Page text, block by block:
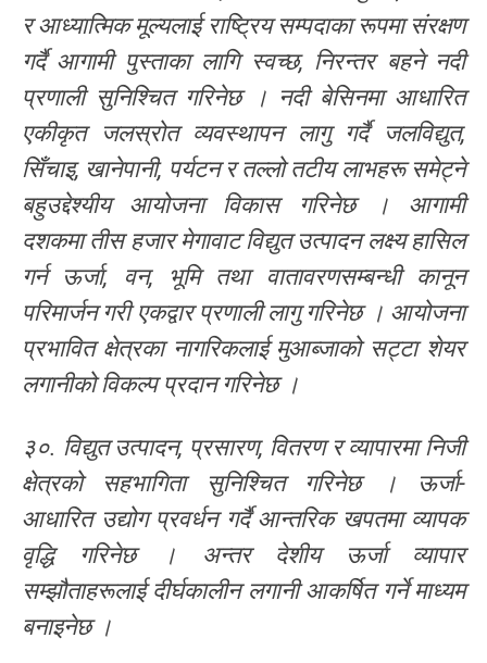
र आध्यात्मिक मूल्यलाई राष्ट्रिय सम्पदाका रूपमा संरक्षण
गर्दै आगामी पुस्ताका लागि स्वच्छ, निरन्तर बहने नदी
प्रणाली सुनिश्चित गरिनेछ । नदी बेसिनमा आधारित
एकीकृत जलस्रोत व्यवस्थापन लागु गर्दै जलविद्युत,
सिँचाइ, खानेपानी, पर्यटन र तल्लो तटीय लाभहरू समेट्ने
बहुउद्देश्यीय आयोजना विकास गरिनेछ । आगामी
दशकमा तीस हजार मेगावाट विद्युत उत्पादन लक्ष्य हासिल
गर्न ऊर्जा, वन, भूमि तथा वातावरणसम्बन्धी कानून
परिमार्जन गरी एकद्वार प्रणाली लागु गरिनेछ । आयोजना
प्रभावित क्षेत्रका नागरिकलाई मुआब्जाको सट्टा शेयर
लगानीको विकल्प प्रदान गरिनेछ ।
३०. विद्युत उत्पादन, प्रसारण, वितरण र व्यापारमा निजी
क्षेत्रको सहभागिता सुनिश्चित गरिनेछ । ऊर्जा-
आधारित उद्योग प्रवर्धन गर्दै आन्तरिक खपतमा व्यापक
वृद्धि गरिनेछ । अन्तर देशीय ऊर्जा व्यापार
सम्झौताहरूलाई दीर्घकालीन लगानी आकर्षित गर्ने माध्यम
बनाइनेछ ।